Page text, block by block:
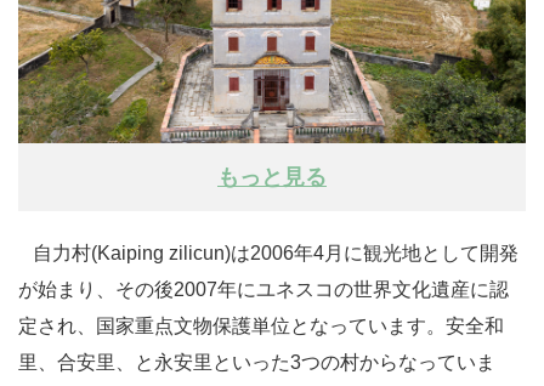
もっと見る
自力村(Kaiping zilicun)は2006年4月に観光地として開発
が始まり、その後2007年にユネスコの世界文化遺産に認
定され、国家重点文物保護単位となっています。安全和
里、合安里、と永安里といった3つの村からなっていま